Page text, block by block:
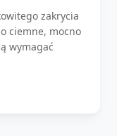
zakrycia
ciemne, mocno
wymagać